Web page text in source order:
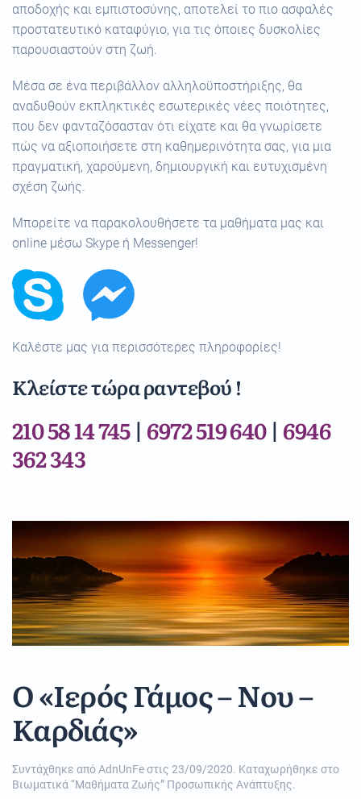
αποδοχής και εμπιστοσύνης, αποτελεί το πιο ασφαλές
προστατευτικό καταφύγιο, για τις όποιες δυσκολίες
παρουσιαστούν στη ζωή.
Μέσα σε ένα περιβάλλον αλληλοϋποστήριξης, θα
αναδυθούν εκπληκτικές εσωτερικές νέες ποιότητες,
που δεν φανταζόσασταν ότι είχατε και θα γνωρίσετε
πώς να αξιοποιήσετε στη καθημερινότητα σας, για μια
πραγματική, χαρούμενη, δημιουργική και ευτυχισμένη
σχέση ζωής.
Μπορείτε να παρακολουθήσετε τα μαθήματα μας και
online μέσω Skype ή Messenger!
Καλέστε μας για περισσότερες πληροφορίες!
Κλείστε τώρα ραντεβού !
210 58 14 745| 6972 519 640| 6946
362 343
Ο «Ιερός Γάμος – Νου –
Καρδιάς»
Συντάχθηκε απόAdnUnFeστις 23/09/2020. Καταχωρήθηκε στο
Βιωματικά “Μαθήματα Ζωής” Προσωπικής Ανάπτυξης.